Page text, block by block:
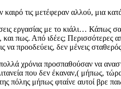
καιρό τις μετέφεραν αλλού, μια
εργασίας με το κιάλι… Κάπως
και πως. Από ιδέες;
να προοδεύεις, δεν μένεις
χρόνια προσπαθούσαν να
που δεν έκαναν,( μήπως,
πόλης μήπως φταίνε αυτοί βρε